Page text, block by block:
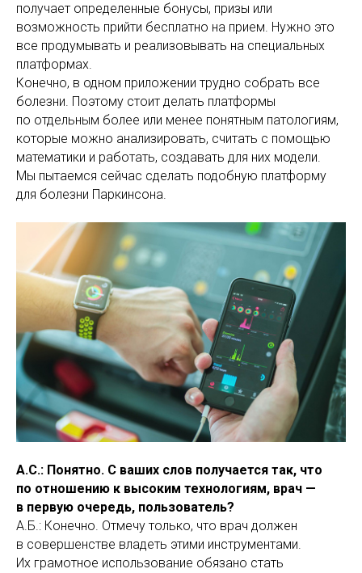
получает определенные бонусы, призы или
возможность прийти бесплатно на прием. Нужно это
все продумывать и реализовывать на специальных
платформах.
Конечно, в одном приложении трудно собрать все
болезни. Поэтому стоит делать платформы
по отдельным более или менее понятным патологиям,
которые можно анализировать, считать с помощью
математики и работать, создавать для них модели.
Мы пытаемся сейчас сделать подобную платформу
для болезни Паркинсона.
А.С.: Понятно. С ваших слов получается так, что
по отношению к высоким технологиям, врач —
в первую очередь, пользователь?
А.Б.: Конечно. Отмечу только, что врач должен
в совершенстве владеть этими инструментами.
Их грамотное использование обязано стать